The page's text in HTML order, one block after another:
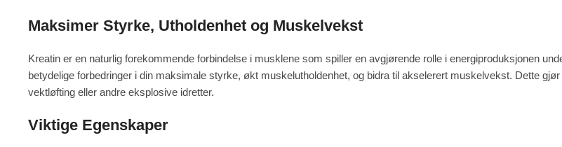
Maksimer Styrke, Utholdenhet og Muskelvekst
Kreatin er en naturlig forekommende forbindelse i musklene som spiller en avgjørende rolle i energiproduksjonen
betydelige forbedringer i din maksimale styrke, økt muskelutholdenhet, og bidra til akselerert muskelvekst. Dette
vektløfting eller andre eksplosive idretter.
Viktige Egenskaper